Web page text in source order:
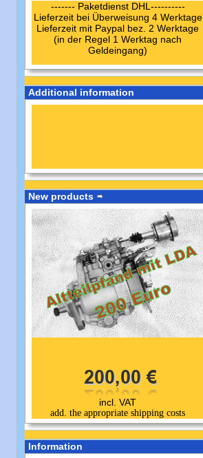
------- Paketdienst DHL----------
Lieferzeit bei Überweisung 4 Werktage
Lieferzeit mit Paypal bez. 2 Werktage
(in der Regel 1 Werktag nach
Geldeingang)
Additional information
New products
incl. VAT
add. the appropriate shipping costs
Information